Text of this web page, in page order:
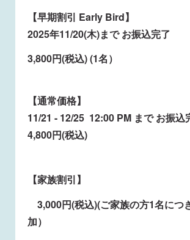
【早期割引 Early Bird】
2025年11/20(木)まで お振込完了
3,800円(税込) (1名）
【通常価格】
11/21 - 12/25 12:00 PM まで お振込
4,800円(税込)
【家族割引】
3,000円(税込)(ご家族の方1名につ
加）